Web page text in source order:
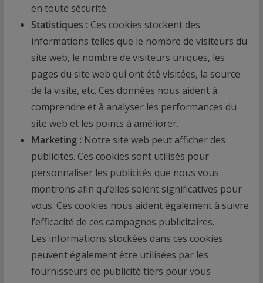
en toute sécurité.
Statistiques :Ces cookies stockent des
informations telles que le nombre de visiteurs du
site web, le nombre de visiteurs uniques, les
pages du site web qui ont été visitées, la source
de la visite, etc. Ces données nous aident à
comprendre et à analyser les performances du
site web et les points à améliorer.
Marketing :Notre site web peut afficher des
publicités. Ces cookies sont utilisés pour
personnaliser les publicités que nous vous
montrons afin qu’elles soient significatives pour
vous. Ces cookies nous aident également à suivre
l’efficacité de ces campagnes publicitaires.
Les informations stockées dans ces cookies
peuvent également être utilisées par les
fournisseurs de publicité tiers pour vous